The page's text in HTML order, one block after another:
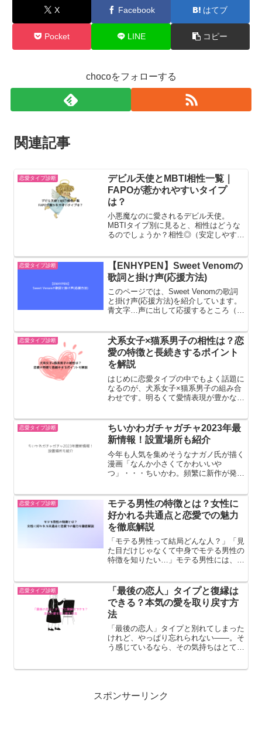
X Facebook はてブ
Pocket LINE コピー
chocoをフォローする
関連記事
恋愛タイプ診断
デビル天使とMBTI相性一覧｜
FAPOが惹かれやすいタイプ
は？
小悪魔なのに愛されるデビル天使。
MBTIタイプ別に見ると、相性はどうな
るのでしょうか？相性◎（安定しやす
バランスが取りやすい組み合わせ。
ISTJ（管理者）・誠実・駆け...
恋愛タイプ診断
【ENHYPEN】Sweet Venomの
歌詞と掛け声(応援方法)
このページでは、Sweet Venomの歌詞
と掛け声(応援方法)を紹介しています。
青文字…声に出して応援するところ（掛
)1, 2, 3...
恋愛タイプ診断
犬系女子×猫系男子の相性は？恋
愛の特徴と長続きするポイント
を解説
はじめに恋愛タイプの中でもよく話題に
なるのが、犬系女子×猫系男子の組み合
わせです。明るくて愛情表現が豊かな犬
いカップルになりやすいと言われていま
す。この記事では犬系女子...
恋愛タイプ診断
ちいかわガチャガチャ2023年最
新情報！設置場所も紹介
今年も人気を集めそうなナガノ氏が描く
漫画「なんか小さくてかわいいや
つ」・・・ちいかわ。頻繁に新作が発表
売されるちいかわガチャガチャの情報と
設置場所についてまとめて...
恋愛タイプ診断
モテる男性の特徴とは？女性に
好かれる共通点と恋愛での魅力
を徹底解説
「モテる男性って結局どんな人？」「見
た目だけじゃなくて中身でモテる男性の
特徴を知りたい…」モテる男性には、外
る男性の特徴・恋愛傾向・女性に好かれ
る理由を徹底解説します。...
恋愛タイプ診断
「最後の恋人」タイプと復縁は
できる？本気の愛を取り戻す方
法
「最後の恋人」タイプと別れてしまった
けれど、やっぱり忘れられない――。そ
う感じているなら、その気持ちはとても
スポンサーリンク